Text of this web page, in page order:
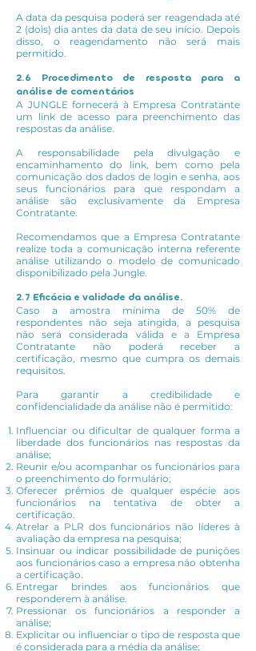
A data da pesquisa poderá ser reagendada até
2 (dois) dia antes da data de seu início. Depois
disso, o reagendamento não será mais
permitido.
2.6 Procedimento de resposta para a
análise de comentários
A JUNGLE fornecerá à Empresa Contratante
um link de acesso para preenchimento das
respostas da análise.
A responsabilidade pela divulgação e
encaminhamento do link, bem como pela
comunicação dos dados de login e senha, aos
seus funcionários para que respondam a
análise são exclusivamente da Empresa
Contratante.
Recomendamos que a Empresa Contratante
realize toda a comunicação interna referente
análise utilizando o modelo de comunicado
disponibilizado pela Jungle.
2.7 Eficácia e validade da análise.
Caso a amostra mínima de 50% de
respondentes não seja atingida, a pesquisa
não será considerada válida e a Empresa
Contratante não poderá receber a
certificação, mesmo que cumpra os demais
requisitos.
Para garantir a credibilidade e
confidencialidade da análise não é permitido:
Influenciar ou dificultar de qualquer forma a
liberdade dos funcionários nas respostas da
análise;
Reunir e/ou acompanhar os funcionários para
o preenchimento do formulário;
Oferecer prêmios de qualquer espécie aos
funcionários na tentativa de obter a
certificação.
Atrelar a PLR dos funcionários não líderes à
avaliação da empresa na pesquisa;
Insinuar ou indicar possibilidade de punições
aos funcionários caso a empresa não obtenha
a certificação.
Entregar brindes aos funcionários que
responderem à análise.
Pressionar os funcionários a responder a
análise;
Explicitar ou influenciar o tipo de resposta que
é considerada para a média da análise;